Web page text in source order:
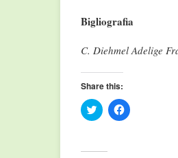
Bigliografia
C. Diehmel Adelige
Share this:
Click
to
(Opens
Click
to